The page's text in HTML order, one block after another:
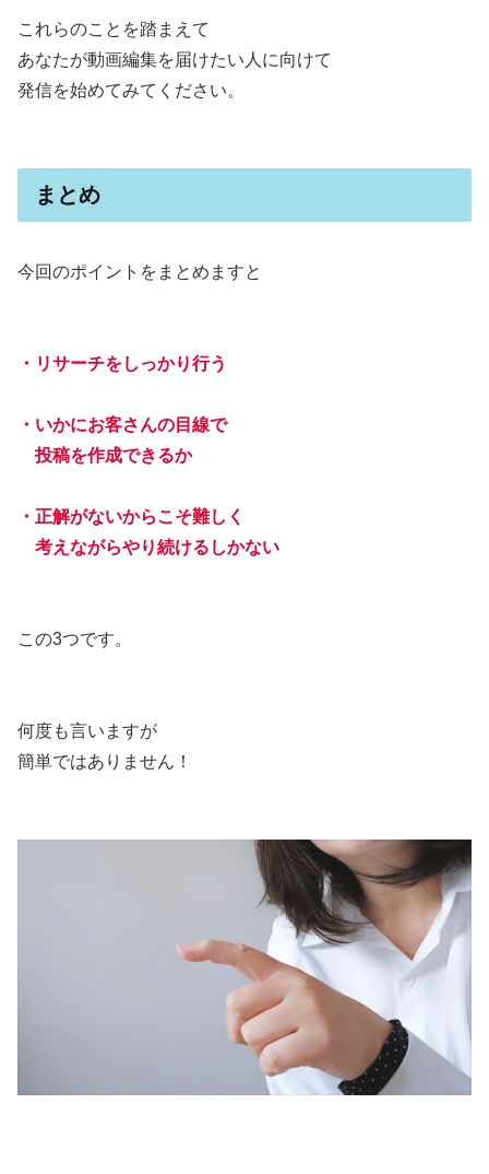
これらのことを踏まえて
あなたが動画編集を届けたい人に向けて
発信を始めてみてください。
まとめ
今回のポイントをまとめますと
・リサーチをしっかり行う
・いかにお客さんの目線で
投稿を作成できるか
・正解がないからこそ難しく
考えながらやり続けるしかない
この3つです。
何度も言いますが
簡単ではありません！